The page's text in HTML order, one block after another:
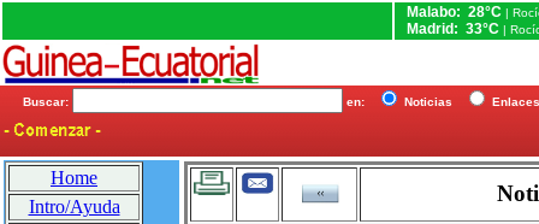
Malabo: 28°C |
Madrid: 33°C |
Buscar: en: Noticias
Home
Intro/Ayuda